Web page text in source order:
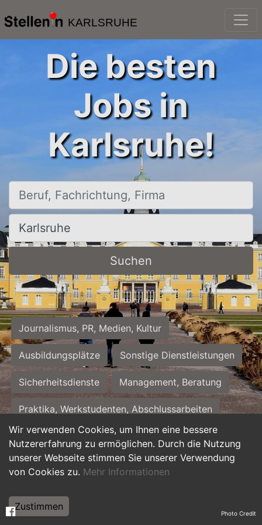
KARLSRUHE
Wir verwenden Cookies, um Ihnen eine bessere
Nutzererfahrung zu ermöglichen. Durch die Nutzung
unserer Webseite stimmen Sie unserer Verwendung
von Cookies zu. Mehr Informationen
Zustimmen
Die besten
Jobs in
Karlsruhe!
Beruf, Fachrichtung, Firma
Ort, Stadt
Suchen
Journalismus, PR, Medien, Kultur
Ausbildungsplätze Sonstige Dienstleistungen
Sicherheitsdienste Management, Beratung
Praktika, Werkstudenten, Abschlussarbeiten
Personalwesen Assistenz, Sekretariat
Hilfskräfte, Aushilfs- und Nebenjobs
Weiterbildung, Studium, duale Ausbildung Photo Credit